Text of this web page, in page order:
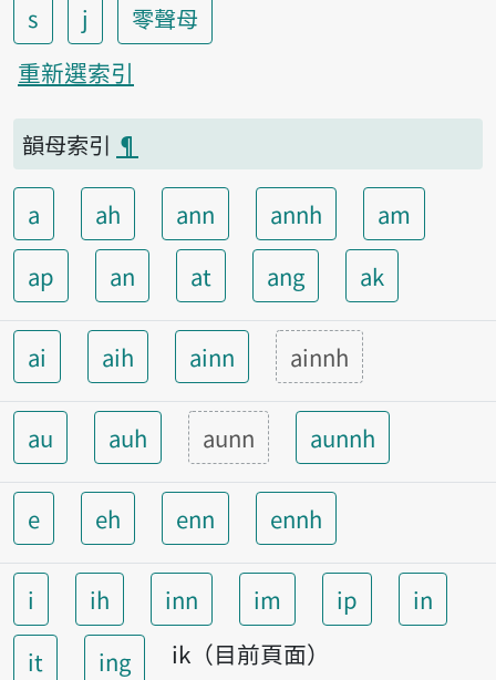
s
j
零聲母
重新選索引
韻母索引 ¶
a ah ann annh
am
ap
an at ang ak
ai aih ainn ainnh
au auh aunn aunnh
e eh enn ennh
i ih inn im ip
in
it
ing ik（目前頁面）